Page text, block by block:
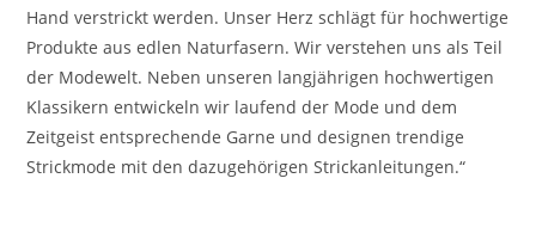
Hand verstrickt werden. Unser Herz schlägt für hochwertige
Produkte aus edlen Naturfasern. Wir verstehen uns als Teil
der Modewelt. Neben unseren langjährigen hochwertigen
Klassikern entwickeln wir laufend der Mode und dem
Zeitgeist entsprechende Garne und designen trendige
Strickmode mit den dazugehörigen Strickanleitungen.“